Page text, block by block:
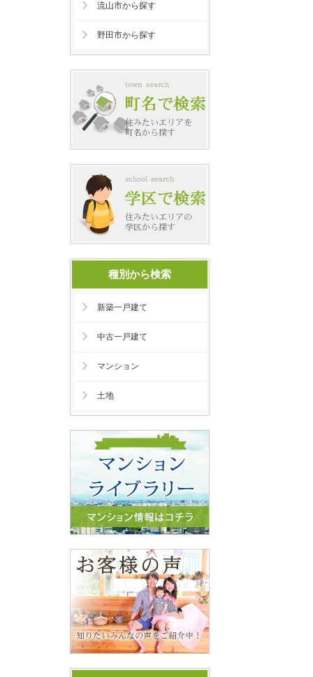
流山市から探す
野田市から探す
種別から検索
新築一戸建て
中古一戸建て
マンション
土地